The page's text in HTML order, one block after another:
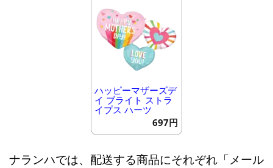
ハッピーマザーズデ
イ ブライト ストラ
イプス ハーツ
697円
ナランハでは、配送する商品にそれぞれ「メール